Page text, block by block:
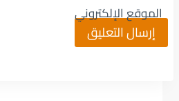
الموقع الإلكتروني